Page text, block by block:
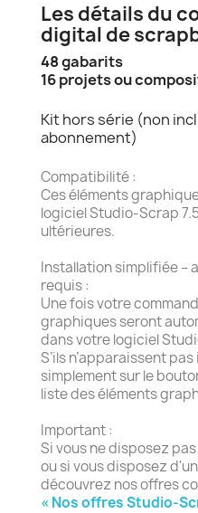
Les détails du
digital de
48 gabarits
16 projets ou
Kit hors série (non
abonnement)
Compatibilité :
Ces éléments
logiciel Studio-Scrap
ultérieures.
Installation simplifiée –
requis :
Une fois votre
graphiques seront
dans votre logiciel
S’ils n’apparaissent
simplement sur le
liste des éléments
Important :
Si vous ne disposez
ou si vous disposez
découvrez nos offres
« Nos offres Studio-